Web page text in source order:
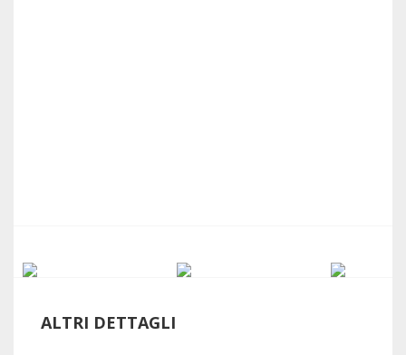
ALTRI DETTAGLI